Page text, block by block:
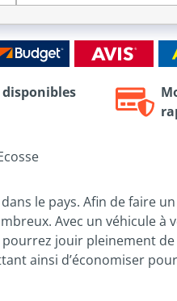
le pays. Afin de faire
Avec un véhicule
jouir pleinement
ainsi d’économiser